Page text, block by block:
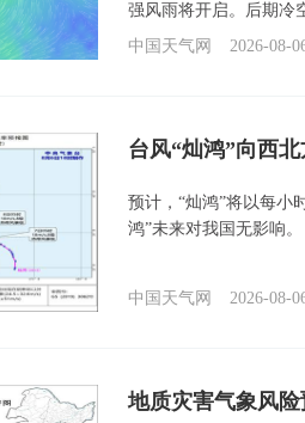
强风雨将开启。后期冷
中国天气网
2026-08-
台风“灿鸿”向西
预计，“灿鸿”将以每小
鸿”未来对我国无影响。
中国天气网 2026-08-
地质灾害气象风